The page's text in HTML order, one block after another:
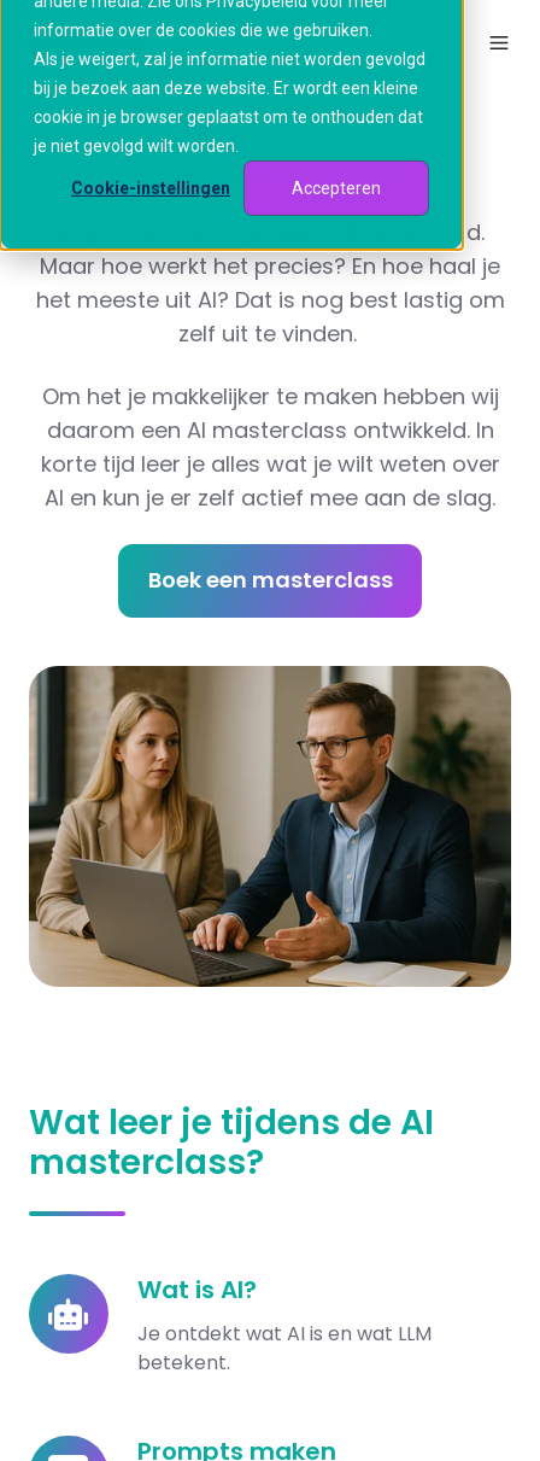
informatie over de cookies die we gebruiken.
Als je weigert, zal je informatie niet worden gevolgd
bij je bezoek aan deze website. Er wordt een kleine
cookie in je browser geplaatst om te onthouden dat
je niet gevolgd wilt worden.
Cookie-instellingen Accepteren
AI Masterclass
AI, je weet wel ongeveer wat het inhoud.
Maar hoe werkt het precies? En hoe haal je
het meeste uit AI? Dat is nog best lastig om
zelf uit te vinden.
Om het je makkelijker te maken hebben wij
daarom een AI masterclass ontwikkeld. In
korte tijd leer je alles wat je wilt weten over
AI en kun je er zelf actief mee aan de slag.
Boek een masterclass
Wat leer je tijdens de AI
masterclass?
Wat is AI?
Je ontdekt wat AI is en wat LLM
betekent.
Wat
is
AI?
Prompts maken
Prompts